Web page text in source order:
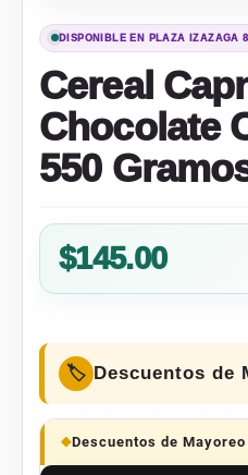
DISPONIBLE EN PLAZA IZAZAGA
Cereal
Chocolate
550
$145.00
Descuentos de
Descuentos de Mayoreo